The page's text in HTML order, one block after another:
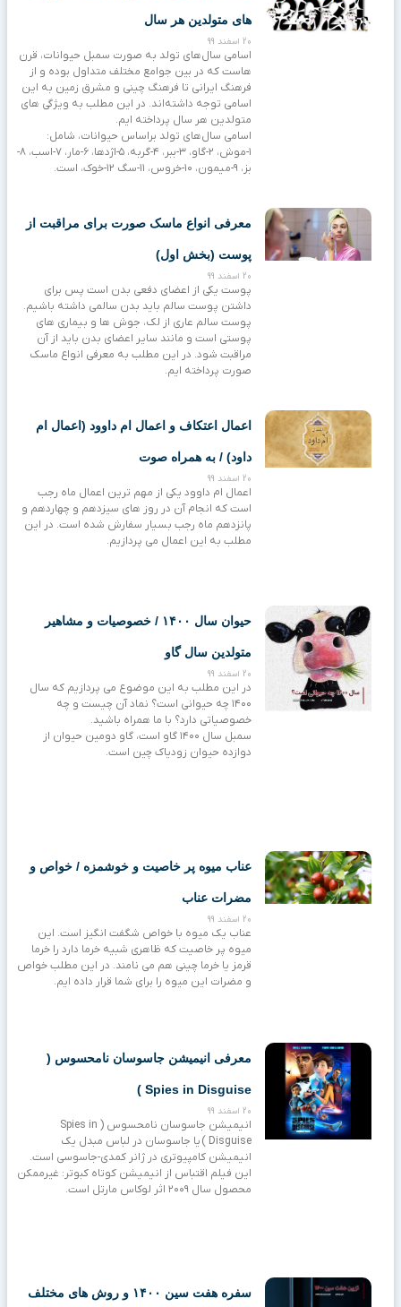
های متولدین هر سال
20 اسفند 99
اسامی سال‌های تولد به صورت سمبل حیوانات، قرن
هاست که در بین جوامع مختلف متداول بوده و از
فرهنگ ایرانی تا فرهنگ چینی و مشرق زمین به این
اسامی توجه داشته‌اند. در این مطلب به ویژگی های
متولدین هر سال پرداخته ایم.
اسامی سال‌های تولد براساس حیوانات، شامل:
۱-موش، ۲-گاو، ۳-ببر، ۴-گربه، ۵-اژدها، ۶-مار، ۷-اسب، ۸-
بز، ۹-میمون، ۱۰-خروس، ۱۱-سگ ۱۲-خوک، است.
معرفی انواع ماسک صورت برای مراقبت از
پوست (بخش اول)
20 اسفند 99
پوست یکی از اعضای دفعی بدن است پس برای
داشتن پوست سالم باید بدن سالمی داشته باشیم.
پوست سالم عاری از لک، جوش ها و بیماری های
پوستی است و مانند سایر اعضای بدن باید از آن
مراقبت شود. در این مطلب به معرفی انواع ماسک
صورت پرداخته ایم.
اعمال اعتکاف و اعمال ام داوود (اعمال ام
داود) / به همراه صوت
20 اسفند 99
اعمال ام داوود یکی از مهم ترین اعمال ماه رجب
است که انجام آن در روز های سیزدهم و چهاردهم و
پانزدهم ماه رجب بسیار سفارش شده است. در این
مطلب به این اعمال می پردازیم.
حیوان سال ۱۴۰۰ / خصوصیات و مشاهیر
متولدین سال گاو
20 اسفند 99
در این مطلب به این موضوع می پردازیم که سال
۱۴۰۰ چه حیوانی است؟ نماد آن چیست و چه
خصوصیاتی دارد؟ با ما همراه باشید.
سمبل سال ۱۴۰۰ گاو است، گاو دومین حیوان از
دوازده حیوان زودیاک چین است.
عناب میوه پر خاصیت و خوشمزه / خواص و
مضرات عناب
20 اسفند 99
عناب یک میوه با خواص شگفت انگیز است. این
میوه پر خاصیت که ظاهری شبیه خرما دارد را خرما
قرمز یا خرما چینی هم می نامند. در این مطلب خواص
و مضرات این میوه را برای شما قرار داده ایم.
معرفی انیمیشن جاسوسان نامحسوس (
Spies in Disguise )
20 اسفند 99
انیمیشن جاسوسان نامحسوس ( Spies in
Disguise ) یا جاسوسان در لباس مبدل یک
انیمیشن کامپیوتری در ژانر کمدی-جاسوسی است.
این فیلم اقتباس از انیمیشن کوتاه کبوتر: غیرممکن
محصول سال ۲۰۰۹ اثر لوکاس مارتل است.‌
سفره هفت سین ۱۴۰۰ و روش های مختلف